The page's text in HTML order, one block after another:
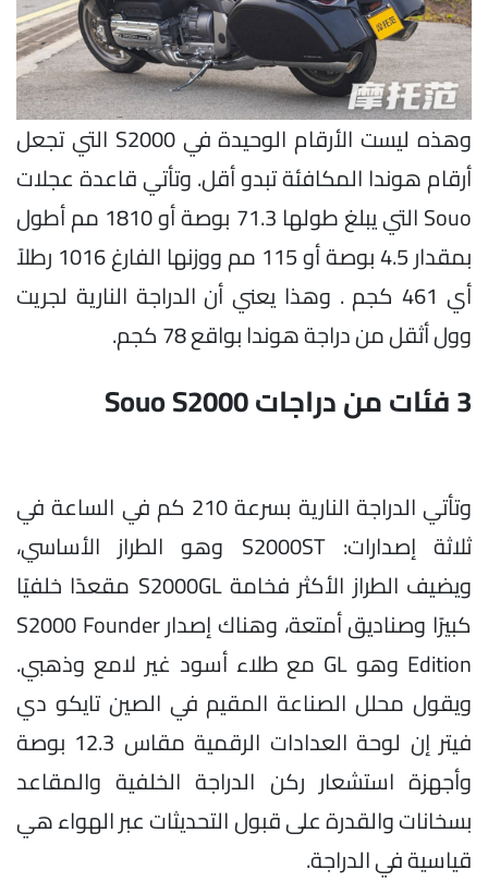
وهذه ليست الأرقام الوحيدة في S2000 التي تجعل
أرقام هوندا المكافئة تبدو أقل. وتأتي قاعدة عجلات
Souo التي يبلغ طولها 71.3 بوصة أو 1810 مم أطول
بمقدار 4.5 بوصة أو 115 مم ووزنها الفارغ 1016 رطلاً
أي 461 كجم . وهذا يعني أن الدراجة النارية لجريت
وول أثقل من دراجة هوندا بواقع 78 كجم.
3 فئات من دراجات Souo S2000
وتأتي الدراجة النارية بسرعة 210 كم في الساعة في
ثلاثة إصدارات: S2000ST وهو الطراز الأساسي،
ويضيف الطراز الأكثر فخامة S2000GL مقعدًا خلفيًا
كبيرًا وصناديق أمتعة، وهناك إصدار S2000 Founder
Edition وهو GL مع طلاء أسود غير لامع وذهبي.
ويقول محلل الصناعة المقيم في الصين تايكو دي
فيتر إن لوحة العدادات الرقمية مقاس 12.3 بوصة
وأجهزة استشعار ركن الدراجة الخلفية والمقاعد
بسخانات والقدرة على قبول التحديثات عبر الهواء هي
قياسية في الدراجة.